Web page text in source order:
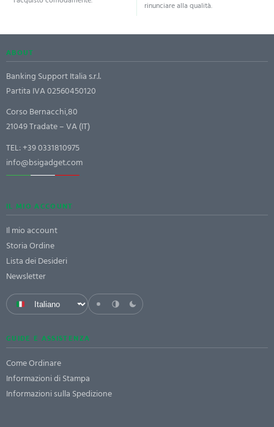
rinunciare alla qualità.
ABOUT
Banking Support Italia s.r.l.
Partita IVA 02560450120
Corso Bernacchi,80
21049 Tradate – VA (IT)
TEL:+39 0331810975
info@bsigadget.com
IL MIO ACCOUNT
Il mio account
Storia Ordine
Lista dei Desideri
Newsletter
GUIDE E ASSISTENZA
Come Ordinare
Informazioni di Stampa
Informazioni sulla Spedizione